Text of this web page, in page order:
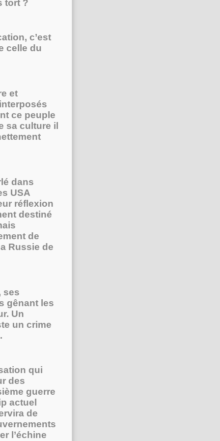
tort ?
c’est
celle du
et
ce peuple
sa culture il
dans
USA
réflexion
destiné
de
Russie de
ses
gênant les
Un
un crime
qui
des
guerre
actuel
de
l’échine